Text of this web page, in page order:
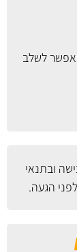
לשלב
ובתנאי
הגעה.